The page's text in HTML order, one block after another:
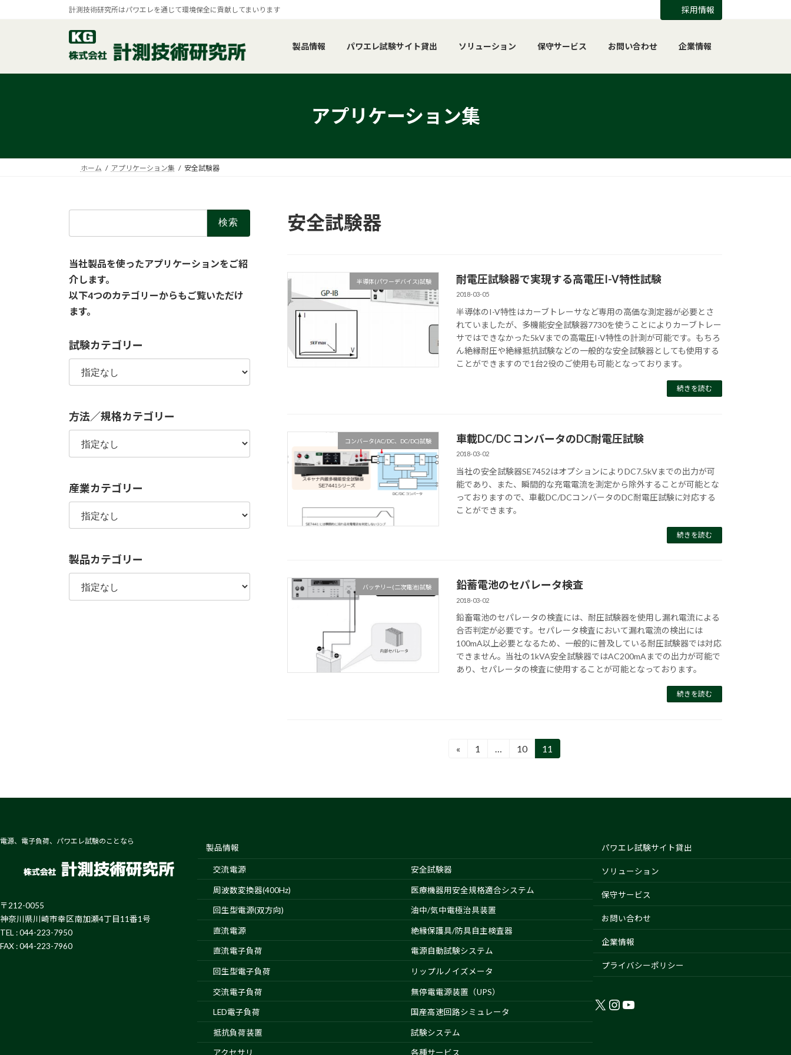
へ
ョ
計測技術研究所はパワエレを通じて環境保全に貢献してまいります 採用情報
製品情報 パワエレ試験サイト貸出 ソリューション 保守サービス お問い合わせ 企業情報
アプリケーション集
ホーム アプリケーション集 安全試験器
安全試験器
半導体(パワーデバイス)試験 耐電圧試験器で実現する高電圧I-V特性試験
2018-03-05
半導体のI-V特性はカーブトレーサなど専用の高価な測定器が必要とさ
れていましたが、多機能安全試験器7730を使うことによりカーブトレー
サではできなかった5kVまでの高電圧I-V特性の計測が可能です。もちろ
ん絶縁耐圧や絶縁抵抗試験などの一般的な安全試験器としても使用する
ことができますので1台2役のご使用も可能となっております。
続きを読む
コンバータ(AC/DC、DC/DC)試験 車載DC/DC コンバータのDC耐電圧試験
2018-03-02
当社の安全試験器SE7452はオプションによりDC7.5kVまでの出力が可
能であり、また、瞬間的な充電電流を測定から除外することが可能とな
っておりますので、車載DC/DCコンバータのDC耐電圧試験に対応する
ことができます。
続きを読む
バッテリー(二次電池)試験 鉛蓄電池のセパレータ検査
2018-03-02
鉛畜電池のセパレータの検査には、耐圧試験器を使用し漏れ電流による
合否判定が必要です。セパレータ検査において漏れ電流の検出には
100mA以上必要となるため、一般的に普及している耐圧試験器では対応
できません。当社の1kVA安全試験器ではAC200mAまでの出力が可能で
あり、セパレータの検査に使用することが可能となっております。
続きを読む
の
ジ
送
«
固
1 …
固
10
固
11
当社製品を使ったアプリケーションをご紹
介します。
以下4つのカテゴリーからもご覧いただけ
ます。
試験カテゴリー
方法／規格カテゴリー
産業カテゴリー
製品カテゴリー
電源、電子負荷、パワエレ試験のことなら
〒212-0055
神奈川県川崎市幸区南加瀬4丁目11番1号
TEL : 044-223-7950
FAX : 044-223-7960
製品情報
交流電源
周波数変換器(400Hz)
回生型電源(双方向)
直流電源
直流電子負荷
回生型電子負荷
交流電子負荷
LED電子負荷
抵抗負荷装置
アクセサリ
安全試験器
医療機器用安全規格適合システム
油中/気中電極治具装置
絶縁保護具/防具自主検査器
電源自動試験システム
リップルノイズメータ
無停電電源装置（UPS）
国産高速回路シミュレータ
試験システム
各種サービス
パワエレ試験サイト貸出
ソリューション
保守サービス
お問い合わせ
企業情報
プライバシーポリシー
X Instagram
YouTube